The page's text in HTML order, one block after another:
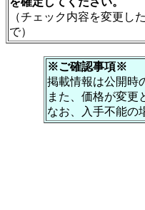
（チェック内容を変更し
で）
※ご確認事項※
掲載情報は公開時
また、価格が変更
なお、入手不能の